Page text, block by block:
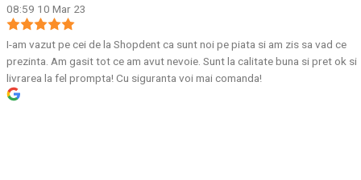
08:59 10 Mar 23
I-am vazut pe cei de la Shopdent ca sunt noi pe piata si am zis sa vad ce
prezinta. Am gasit tot ce am avut nevoie. Sunt la calitate buna si pret ok si
livrarea la fel prompta! Cu siguranta voi mai comanda!